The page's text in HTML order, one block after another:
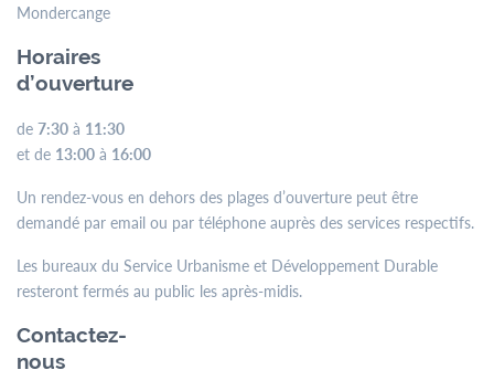
Mondercange
Horaires
d’ouverture
de 7:30 à 11:30
et de 13:00 à 16:00
Un rendez-vous en dehors des plages d’ouverture peut être
demandé par email ou par téléphone auprès des services respectifs.
Les bureaux du Service Urbanisme et Développement Durable
resteront fermés au public les après-midis.
Contactez-
nous